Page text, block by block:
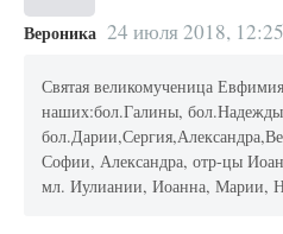
Вероника 24 июля 2018, 12:25
Святая великомученица
наших:бол.Галины,
Софии, Александра, отр-цы
мл. Иулиании, Иоанна, Марии,